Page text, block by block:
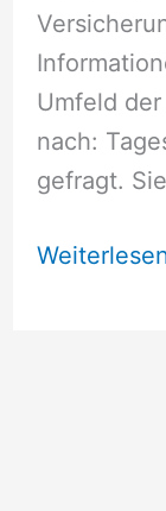
Umfeld
nach:
gefragt.
Tagesgeld